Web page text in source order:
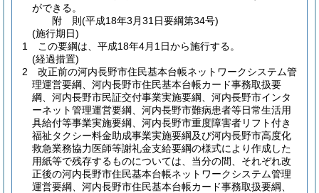
ができる。
附 則(平成18年3月31日要綱第34号)
(施行期日)
1
この要綱は、平成18年4月1日から施行する。
(経過措置)
2
改正前の河内長野市住民基本台帳ネットワークシステム管
理運営要綱、河内長野市住民基本台帳カード事務取扱要
綱、河内長野市民証交付事業実施要綱、河内長野市インタ
ーネット管理運営要綱、河内長野市難病患者等日常生活用
具給付等事業実施要綱、河内長野市重度障害者リフト付き
福祉タクシー料金助成事業実施要綱及び河内長野市高度化
救急業務協力医師等謝礼金支給要綱の様式により作成した
用紙等で残存するものについては、当分の間、それぞれ改
正後の河内長野市住民基本台帳ネットワークシステム管理
運営要綱、河内長野市住民基本台帳カード事務取扱要綱、